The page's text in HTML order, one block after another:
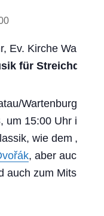
Ev. Kirche
für
Wartenburg
um 15:00 Uhr in
wie dem
, aber auch
auch zum